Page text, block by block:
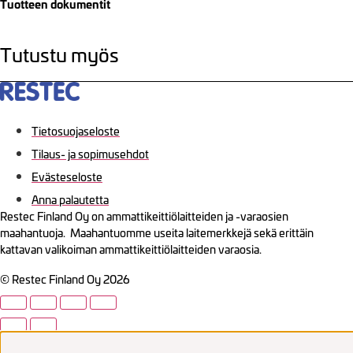
Tuotteen dokumentit
Tutustu myös
Tietosuojaseloste
Tilaus- ja sopimusehdot
Evästeseloste
Anna palautetta
Restec Finland Oy on ammattikeittiölaitteiden ja -varaosien
maahantuoja. Maahantuomme useita laitemerkkejä sekä erittäin
kattavan valikoiman ammattikeittiölaitteiden varaosia.
© Restec Finland Oy 2026